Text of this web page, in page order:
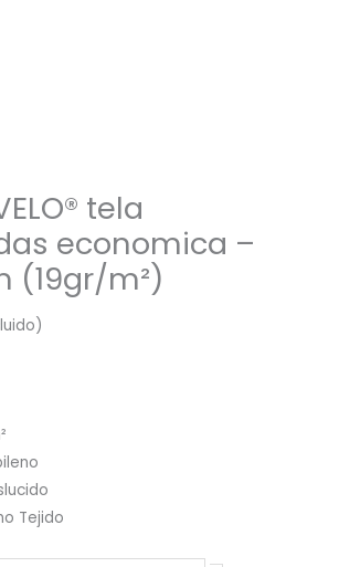
tela
economica –
(19gr/m²)
Tejido